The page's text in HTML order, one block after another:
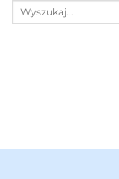
Przewiń